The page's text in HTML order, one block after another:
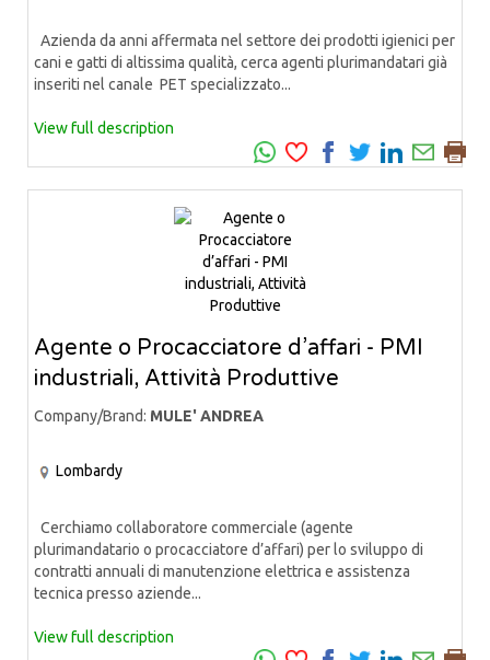
Azienda da anni affermata nel settore dei prodotti igienici per
cani e gatti di altissima qualità, cerca agenti plurimandatari già
inseriti nel canale PET specializzato...
View full description
Agente o Procacciatore d’affari - PMI
industriali, Attività Produttive
Company/Brand: MULE' ANDREA
Lombardy
Cerchiamo collaboratore commerciale (agente
plurimandatario o procacciatore d’affari) per lo sviluppo di
contratti annuali di manutenzione elettrica e assistenza
tecnica presso aziende...
View full description